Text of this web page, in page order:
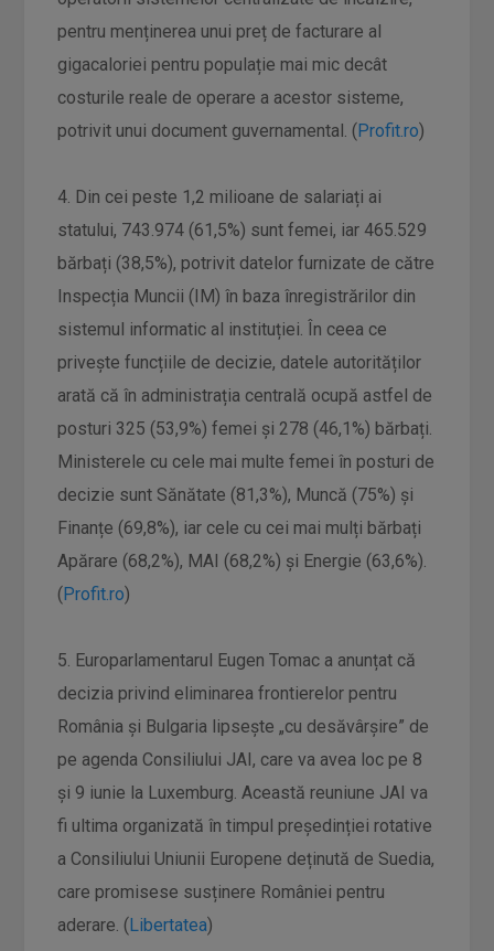
pentru menținerea unui preț de facturare al
gigacaloriei pentru populație mai mic decât
costurile reale de operare a acestor sisteme,
potrivit unui document guvernamental. (Profit.ro)
4. Din cei peste 1,2 milioane de salariați ai
statului, 743.974 (61,5%) sunt femei, iar 465.529
bărbați (38,5%), potrivit datelor furnizate de către
Inspecția Muncii (IM) în baza înregistrărilor din
sistemul informatic al instituției. În ceea ce
privește funcțiile de decizie, datele autorităților
arată că în administrația centrală ocupă astfel de
posturi 325 (53,9%) femei și 278 (46,1%) bărbați.
Ministerele cu cele mai multe femei în posturi de
decizie sunt Sănătate (81,3%), Muncă (75%) și
Finanțe (69,8%), iar cele cu cei mai mulți bărbați
Apărare (68,2%), MAI (68,2%) și Energie (63,6%).
(Profit.ro)
5. Europarlamentarul Eugen Tomac a anunțat că
decizia privind eliminarea frontierelor pentru
România și Bulgaria lipseşte „cu desăvârşire” de
pe agenda Consiliului JAI, care va avea loc pe 8
şi 9 iunie la Luxemburg. Această reuniune JAI va
fi ultima organizată în timpul președinției rotative
a Consiliului Uniunii Europene deținută de Suedia,
care promisese susținere României pentru
aderare. (Libertatea)